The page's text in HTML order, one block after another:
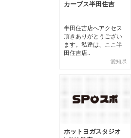
カーブス半田住吉
半田住吉店へアクセス
頂きありがとうござい
ます。私達は、ここ半
田住吉店..
愛知県
ホットヨガスタジオ